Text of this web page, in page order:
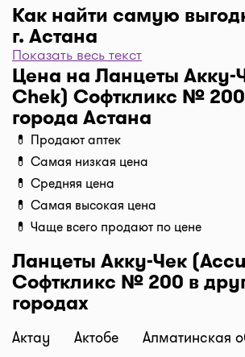
Как найти самую
г. Астана
Чтобы отфильтровать аптеки по
"Фильтр", далее "По цене, от 1..." и
"Выбрать". Самая низкая цена в
вами. Экономьте с помощью
Доставка
Нужна быстрая доставка
Добавляйте нужные препараты по
"Купить", оформляйте заявку в
аптеку" и наши курьеры
домой или на работу по
Средняя цена доставки лекарств
момент от 1500 тг. до 2500 тг.
от времени суток и расстояния
адресом доставки).
Показать весь текст
Цена на Ланцеты Акку-
Chek) Софткликс № 200
города Астана
💊 Продают аптек
💊 Самая низкая цена
💊 Средняя цена
💊 Самая высокая цена
💊 Чаще всего продают по цене
Ланцеты Акку-Чек
Софткликс № 200 в
городах
Актау Актобе
Алматинская